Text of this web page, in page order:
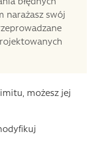
narażasz swój
możesz jej